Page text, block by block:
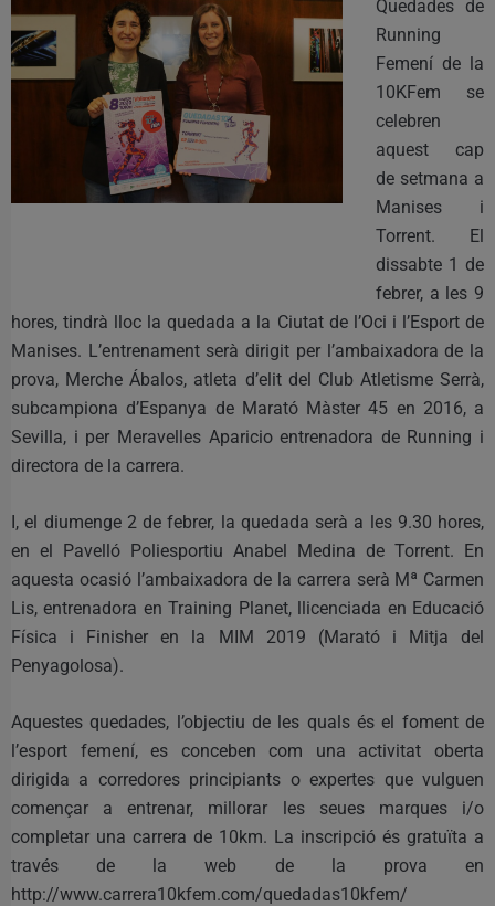
Quedades de
Running
Femení de la
10KFem se
celebren
aquest cap
de setmana a
Manises i
Torrent. El
dissabte 1 de
febrer, a les 9
hores, tindrà lloc la quedada a la Ciutat de l’Oci i l’Esport de
Manises. L’entrenament serà dirigit per l’ambaixadora de la
prova, Merche Ábalos, atleta d’elit del Club Atletisme Serrà,
subcampiona d’Espanya de Marató Màster 45 en 2016, a
Sevilla, i per Meravelles Aparicio entrenadora de Running i
directora de la carrera.
I, el diumenge 2 de febrer, la quedada serà a les 9.30 hores,
en el Pavelló Poliesportiu Anabel Medina de Torrent. En
aquesta ocasió l’ambaixadora de la carrera serà Mª Carmen
Lis, entrenadora en Training Planet, llicenciada en Educació
Física i Finisher en la MIM 2019 (Marató i Mitja del
Penyagolosa).
Aquestes quedades, l’objectiu de les quals és el foment de
l’esport femení, es conceben com una activitat oberta
dirigida a corredores principiants o expertes que vulguen
començar a entrenar, millorar les seues marques i/o
completar una carrera de 10km. La inscripció és gratuïta a
través de la web de la prova en
http://www.carrera10kfem.com/quedadas10kfem/